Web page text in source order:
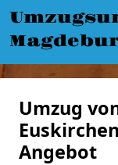
Umzug
Angebot